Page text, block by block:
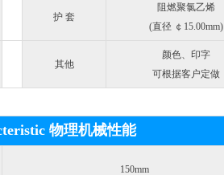
护 套
阻燃聚氯乙烯
(直径 ￠15.00mm)
其他
颜色、印字
可根据客户定做
物理机械性能
150mm